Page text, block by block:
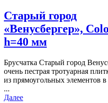
Старый город
«Венусбергер»,
h=40 мм
Брусчатка Старый город
очень пестрая тротуарная
из прямоугольных элементов
...
Далее